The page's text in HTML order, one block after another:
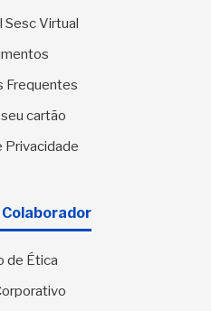
Sesc Virtual
Frequentes
cartão
Privacidade
Colaborador
de Ética